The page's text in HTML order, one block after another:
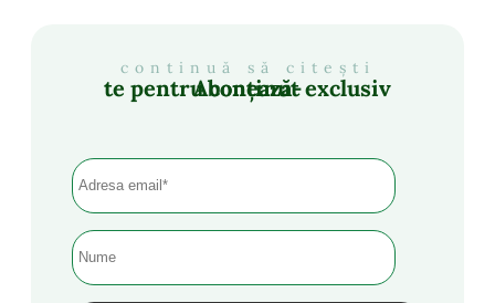
continuă să citești
Abonează-te pentru conținut exclusiv